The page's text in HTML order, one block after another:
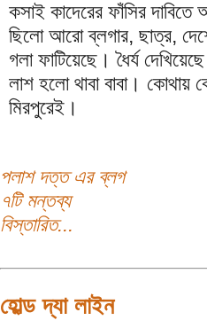
কসাই কাদেরের ফাঁসির দাবিতে
ছিলো আরো ব্লগার, ছাত্র,
গলা ফাটিয়েছে। ধৈর্য
লাশ হলো থাবা বাবা। কোথায়
মিরপুরেই।
পলাশ দত্ত এর ব্লগ
৭টি মন্তব্য
বিস্তারিত...
হোল্ড দ্যা লাইন